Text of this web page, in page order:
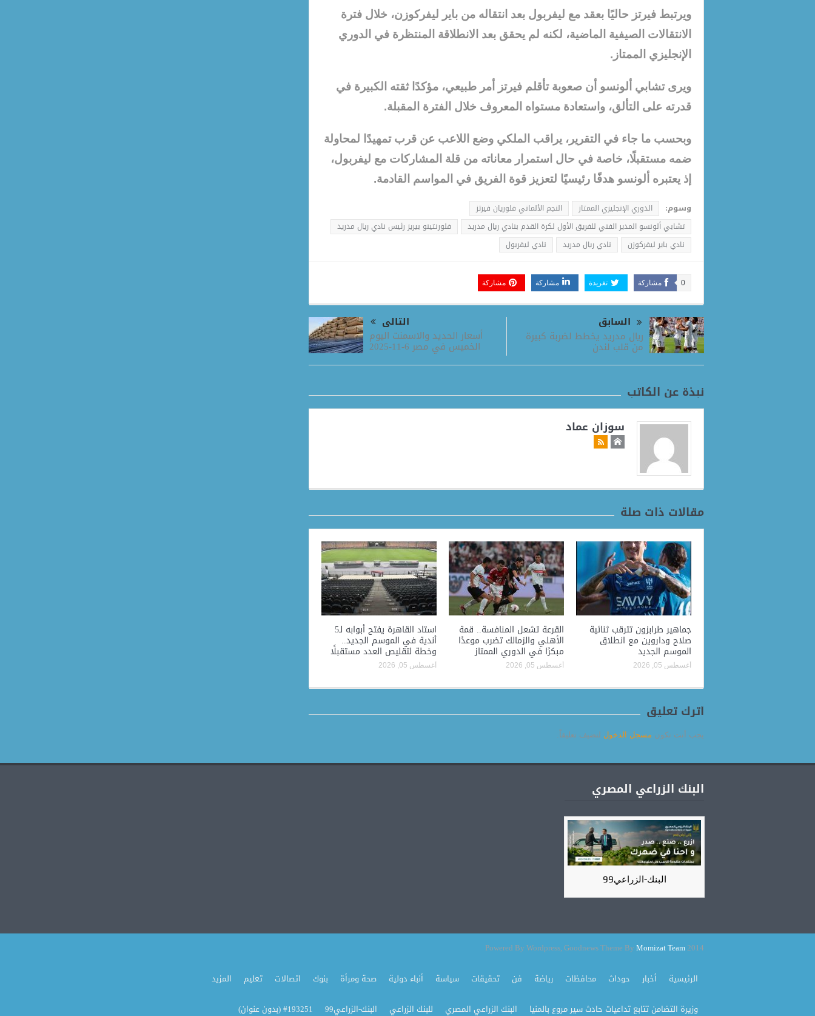
ويرتبط فيرتز حاليًا بعقد مع ليفربول بعد انتقاله من باير ليفركوزن، خلال فترة
الانتقالات الصيفية الماضية، لكنه لم يحقق بعد الانطلاقة المنتظرة في الدوري
الإنجليزي الممتاز.
ويرى تشابي ألونسو أن صعوبة تأقلم فيرتز أمر طبيعي، مؤكدًا ثقته الكبيرة في
قدرته على التألق، واستعادة مستواه المعروف خلال الفترة المقبلة.
وبحسب ما جاء في التقرير، يراقب الملكي وضع اللاعب عن قرب تمهيدًا لمحاولة
ضمه مستقبلًا، خاصة في حال استمرار معاناته من قلة المشاركات مع ليفربول،
إذ يعتبره ألونسو هدفًا رئيسيًا لتعزيز قوة الفريق في المواسم القادمة.
وسوم: الدوري الإنجليزي الممتاز
النجم الألماني فلوريان فيرتز
تشابي ألونسو المدير الفني للفريق الأول لكرة القدم بنادي ريال مدريد
فلورنتينو بيريز رئيس نادي ريال مدريد
نادي باير ليفركوزن
نادي ريال مدريد نادي ليفربول
مشاركة 0 تغريدة مشاركة مشاركة
السابق
ريال مدريد يخطط لضربة كبيرة
من قلب لندن
التالى
أسعار الحديد والاسمنت اليوم
الخميس في مصر 6-11-2025
نبذة عن الكاتب
سوزان عماد
مقالات ذات صلة
جماهير طرابزون تترقب ثنائية
صلاح وداروين مع انطلاق
الموسم الجديد
أغسطس 05, 2026
القرعة تشعل المنافسة.. قمة
الأهلي والزمالك تضرب موعدًا
مبكرًا في الدوري الممتاز
أغسطس 05, 2026
استاد القاهرة يفتح أبوابه لـ5
أندية في الموسم الجديد..
وخطة لتقليص العدد مستقبلًا
أغسطس 05, 2026
أترك تعليق
يجب أنت تكون مسجل الدخول لتضيف تعليقاً.
البنك الزراعي المصري
البنك-الزراعي99
2014 Powered By Wordpress, Goodnews Theme By
Momizat Team
الرئيسية
أخبار حوداث محافظات رياضة فن تحقيقات سياسة أنباء دولية صحة ومرأة بنوك اتصالات تعليم
المزيد
وزيرة التضامن تتابع تداعيات حادث سير مروع بالمنيا
البنك الزراعي المصري للبنك الزراعي البنك-الزراعي99 #193251 (بدون عنوان)